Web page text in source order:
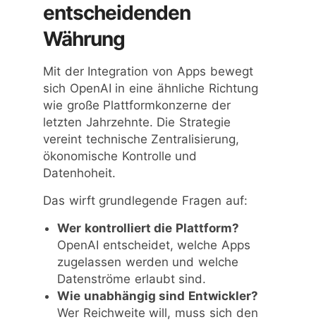
entscheidenden
Währung
Mit der Integration von Apps bewegt
sich OpenAI in eine ähnliche Richtung
wie große Plattformkonzerne der
letzten Jahrzehnte. Die Strategie
vereint technische Zentralisierung,
ökonomische Kontrolle und
Datenhoheit.
Das wirft grundlegende Fragen auf:
Wer kontrolliert die Plattform?
OpenAI entscheidet, welche Apps
zugelassen werden und welche
Datenströme erlaubt sind.
Wie unabhängig sind Entwickler?
Wer Reichweite will, muss sich den